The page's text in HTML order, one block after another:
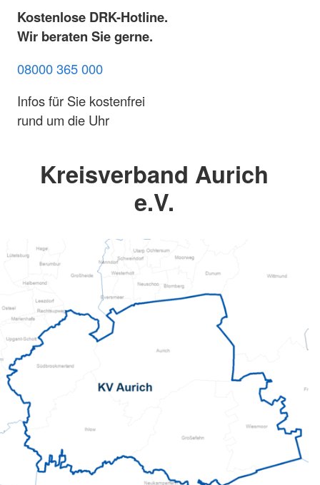
Kostenlose DRK-Hotline.
Wir beraten Sie gerne.
08000 365 000
Infos für Sie kostenfrei
rund um die Uhr
Kreisverband Aurich
e.V.